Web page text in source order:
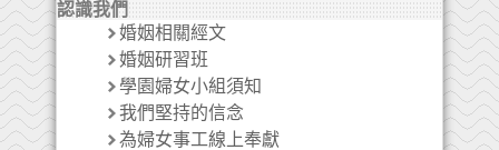
認識我們
婚姻相關經文
婚姻研習班
學園婦女小組須知
我們堅持的信念
為婦女事工線上奉獻